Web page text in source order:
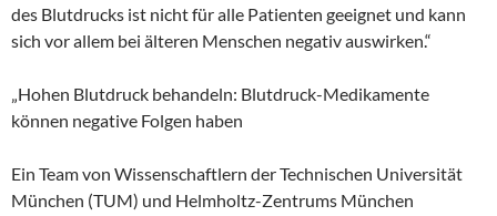
des Blutdrucks ist nicht für alle Patienten geeignet und kann
sich vor allem bei älteren Menschen negativ auswirken.“
„Hohen Blutdruck behandeln: Blutdruck-Medikamente
können negative Folgen haben
Ein Team von Wissenschaftlern der Technischen Universität
München (TUM) und Helmholtz-Zentrums München